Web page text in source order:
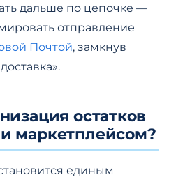
дальше по цепочке —
отправление
Почтой, замкнув
остатков
маркетплейсом?
единым